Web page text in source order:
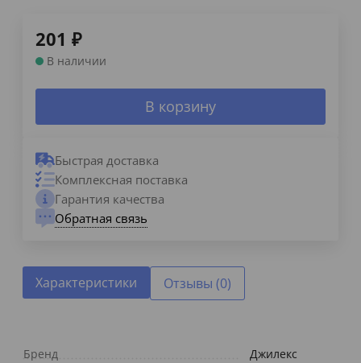
201 ₽
В наличии
В корзину
Быстрая доставка
Комплексная поставка
Гарантия качества
Обратная связь
Характеристики Отзывы (0)
Бренд Джилекс